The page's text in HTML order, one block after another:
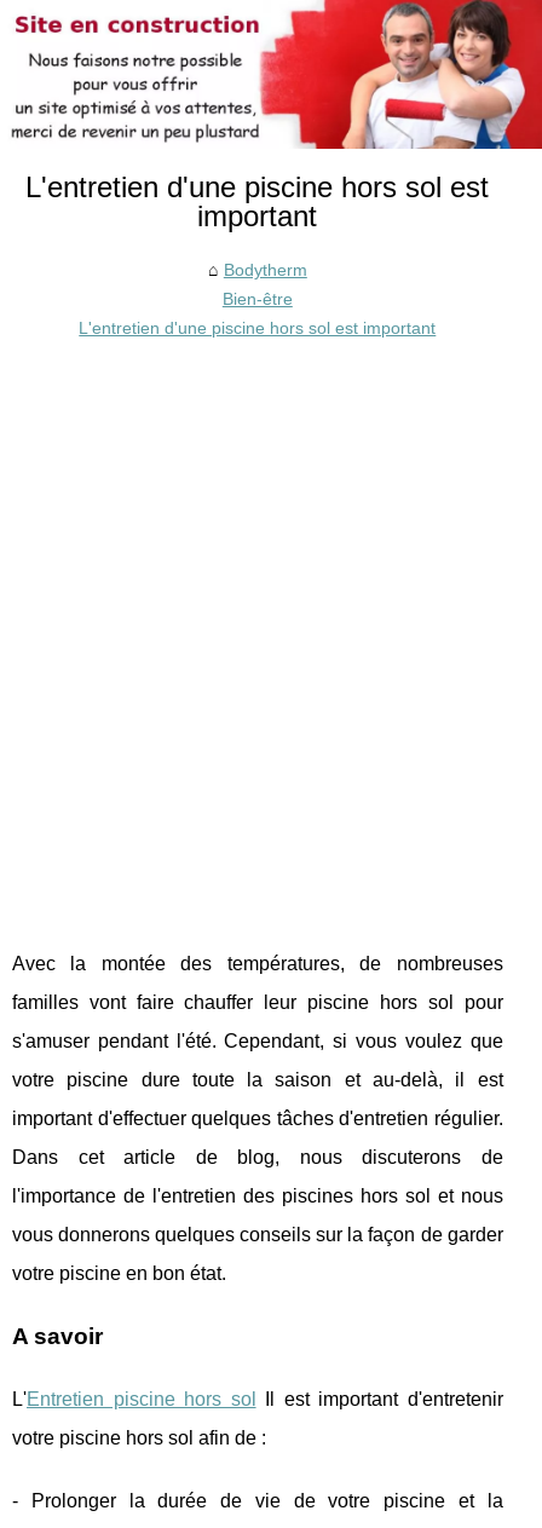
L'entretien d'une piscine hors sol est
important
Bodytherm
Bien-être
L'entretien d'une piscine hors sol est important
Avec la montée des températures, de nombreuses
familles vont faire chauffer leur piscine hors sol pour
s'amuser pendant l'été. Cependant, si vous voulez que
votre piscine dure toute la saison et au-delà, il est
important d'effectuer quelques tâches d'entretien régulier.
Dans cet article de blog, nous discuterons de
l'importance de l'entretien des piscines hors sol et nous
vous donnerons quelques conseils sur la façon de garder
votre piscine en bon état.
A savoir
L'Entretien piscine hors sol
Il est important d'entretenir
votre piscine hors sol afin de :
- Prolonger la durée de vie de votre piscine et la